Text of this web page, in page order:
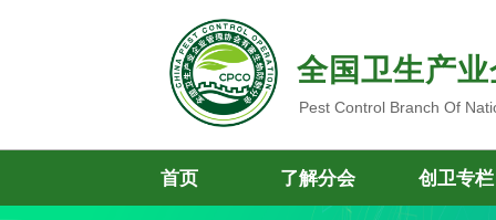
全国卫生产
Pest Control Branch Of
首页 了解分会 创卫专栏